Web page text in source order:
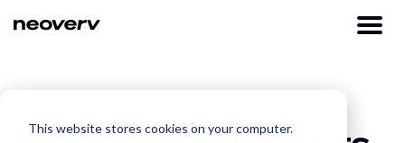
This website stores cookies on your computer.